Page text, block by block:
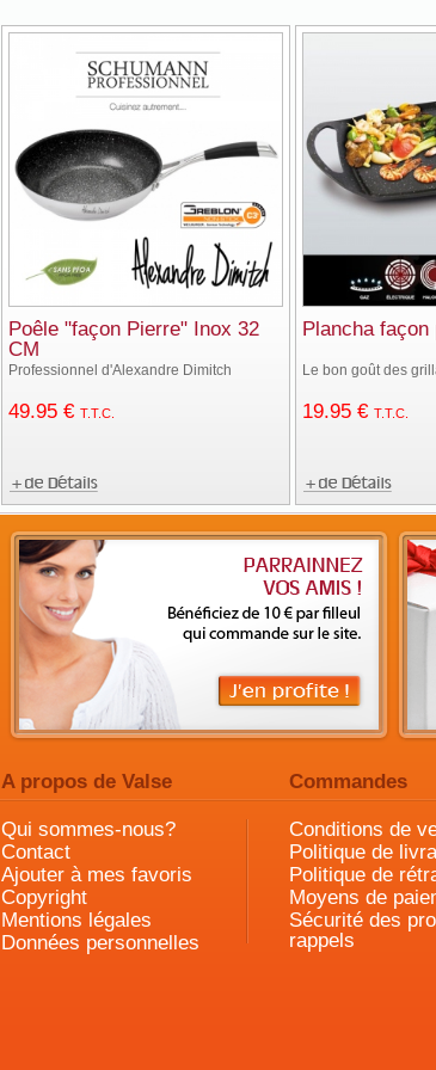
Poêle "façon Pierre" Inox 32
CM
Professionnel d'Alexandre Dimitch
49.95 € T.T.C.
Plancha façon
Le bon goût des
19.95 € T.T.C.
A propos de Valse Commandes
Qui sommes-nous?
Contact
Ajouter à mes favoris
Copyright
Mentions légales
Données personnelles
Conditions de
Politique de
Politique de
Moyens de
Sécurité des
rappels